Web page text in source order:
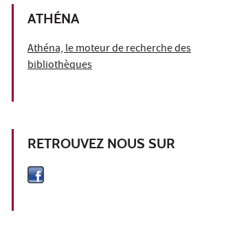
ATHÉNA
Athéna, le moteur de recherche des
bibliothèques
RETROUVEZ NOUS SUR